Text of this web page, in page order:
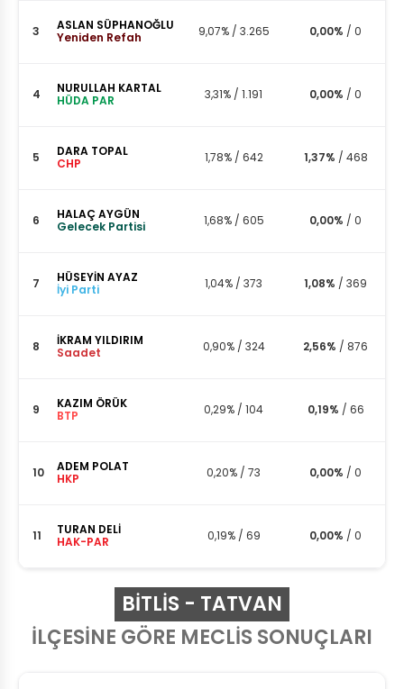
3
ASLAN SÜPHANOĞLU
Yeniden Refah
9,07% / 3.265 0,00% / 0
4
NURULLAH KARTAL
HÜDA PAR
3,31% / 1.191 0,00% / 0
5
DARA TOPAL
CHP
1,78% / 642 1,37% / 468
6
HALAÇ AYGÜN
Gelecek Partisi
1,68% / 605 0,00% / 0
7
HÜSEYİN AYAZ
İyi Parti
1,04% / 373 1,08% / 369
8
İKRAM YILDIRIM
Saadet
0,90% / 324 2,56% / 876
9
KAZIM ÖRÜK
BTP
0,29% / 104 0,19% / 66
10
ADEM POLAT
HKP
0,20% / 73 0,00% / 0
11
TURAN DELİ
HAK-PAR
0,19% / 69 0,00% / 0
BITLIS - TATVAN
İLÇESİNE GÖRE MECLİS SONUÇLARI